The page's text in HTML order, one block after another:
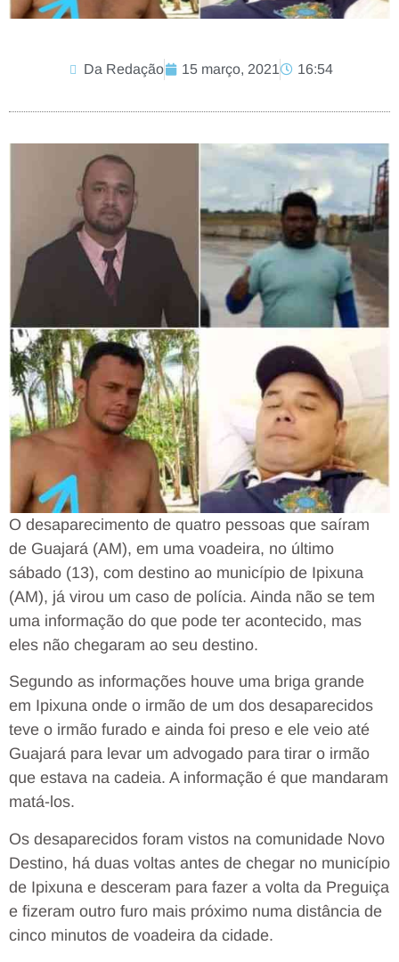
Da Redação 15 março, 2021 16:54
O desaparecimento de quatro pessoas que saíram
de Guajará (AM), em uma voadeira, no último
sábado (13), com destino ao município de Ipixuna
(AM), já virou um caso de polícia. Ainda não se tem
uma informação do que pode ter acontecido, mas
eles não chegaram ao seu destino.
Segundo as informações houve uma briga grande
em Ipixuna onde o irmão de um dos desaparecidos
teve o irmão furado e ainda foi preso e ele veio até
Guajará para levar um advogado para tirar o irmão
que estava na cadeia. A informação é que mandaram
matá-los.
Os desaparecidos foram vistos na comunidade Novo
Destino, há duas voltas antes de chegar no município
de Ipixuna e desceram para fazer a volta da Preguiça
e fizeram outro furo mais próximo numa distância de
cinco minutos de voadeira da cidade.